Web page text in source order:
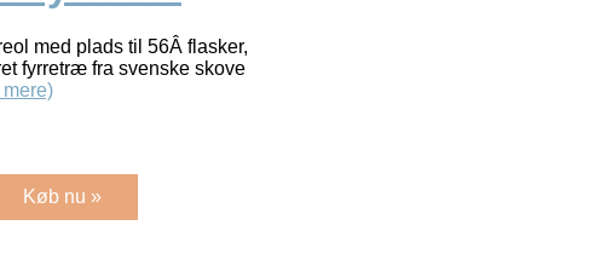
med plads til 56Â flasker,
fyrretræ fra svenske skove
Køb nu »